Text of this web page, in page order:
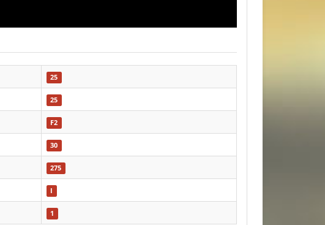
25
25
F2
30
275
I
1